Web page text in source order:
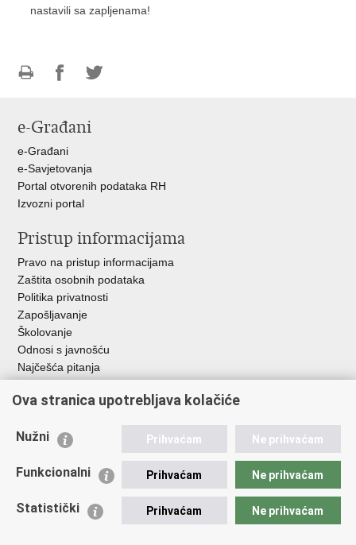
nastavili sa zapljenama!
FacebookuTwitteru
e-Građani
e-Građani
e-Savjetovanja
Portal otvorenih podataka RH
Izvozni portal
Pristup informacijama
Pravo na pristup informacijama
Zaštita osobnih podataka
Politika privatnosti
Zapošljavanje
Školovanje
Odnosi s javnošću
Najčešća pitanja
Važne poveznice
EMN Nacionalna kontaktna točka za Republiku Hrvatsku
Policijska akademija
Zaklada policijske solidarnosti
Ova stranica upotrebljava kolačiće
Nužni Prihvaćam Ne prihvaćam
Funkcionalni Prihvaćam Ne prihvaćam
Statistički Prihvaćam Ne prihvaćam